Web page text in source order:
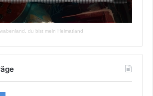
du bist mein Heimatland